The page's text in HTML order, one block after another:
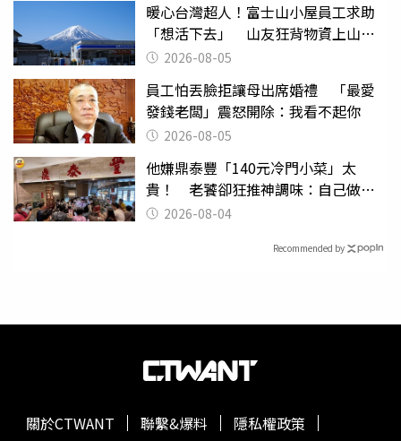
暖心台灣超人！富士山小屋員工求助
「想活下去」 山友狂背物資上山：
台灣真的是寶島
2026-08-05
員工怕丟臉拒讓母出席婚禮 「最愛
發錢老闆」震怒開除：我看不起你
2026-08-05
他嫌鼎泰豐「140元冷門小菜」太
貴！ 老饕卻狂推神調味：自己做不
出來2026-08-04
Recommended by
關於CTWANT 聯繫&爆料 隱私權政策